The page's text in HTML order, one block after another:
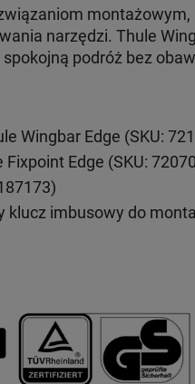
narzędzi. Thule
podróż bez
Wingbar Edge (SKU:
Edge (SKU:
klucz imbusowy do